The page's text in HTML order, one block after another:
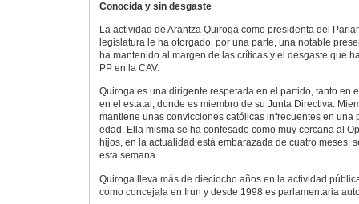
Conocida y sin desgaste
La actividad de Arantza Quiroga como presidenta del
legislatura le ha otorgado, por una parte, una notable
ha mantenido al margen de las críticas y el desgaste que
PP en la CAV.
Quiroga es una dirigente respetada en el partido, tanto en
en el estatal, donde es miembro de su Junta Directiva.
mantiene unas convicciones católicas infrecuentes en una
edad. Ella misma se ha confesado como muy cercana al
hijos, en la actualidad está embarazada de cuatro meses,
esta semana.
Quiroga lleva más de dieciocho años en la actividad
como concejala en Irun y desde 1998 es parlamentaria